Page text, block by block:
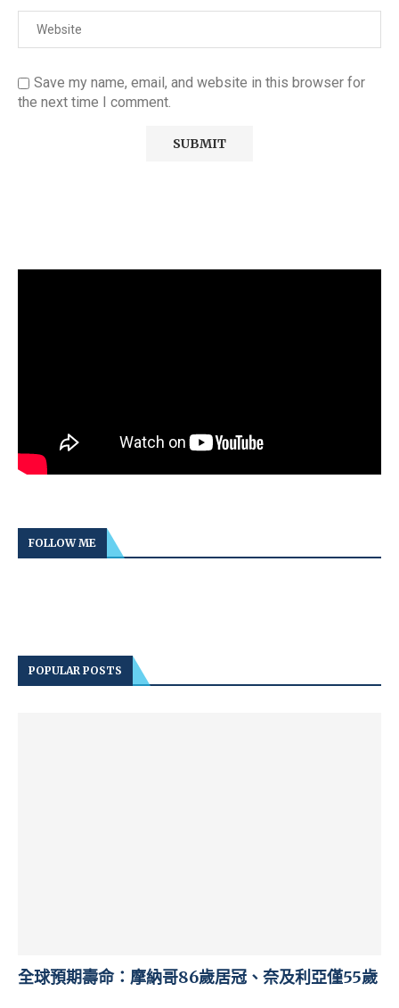
Save my name, email, and website in this browser for
the next time I comment.
FOLLOW ME
POPULAR POSTS
全球預期壽命：摩納哥86歲居冠、奈及利亞僅55歲